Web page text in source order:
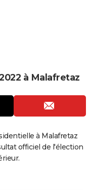
à Malafretaz
à Malafretaz
officiel de l'élection